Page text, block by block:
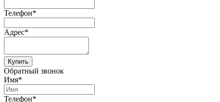
Телефон*
Адрес*
Купить
Обратный звонок
Имя*
Телефон*